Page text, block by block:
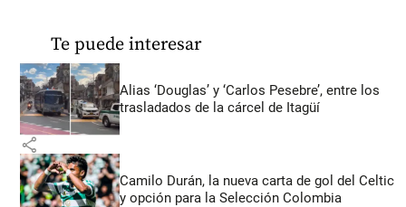
Te puede interesar
Alias ‘Douglas’ y ‘Carlos Pesebre’, entre los
trasladados de la cárcel de Itagüí
share
Camilo Durán, la nueva carta de gol del Celtic
y opción para la Selección Colombia